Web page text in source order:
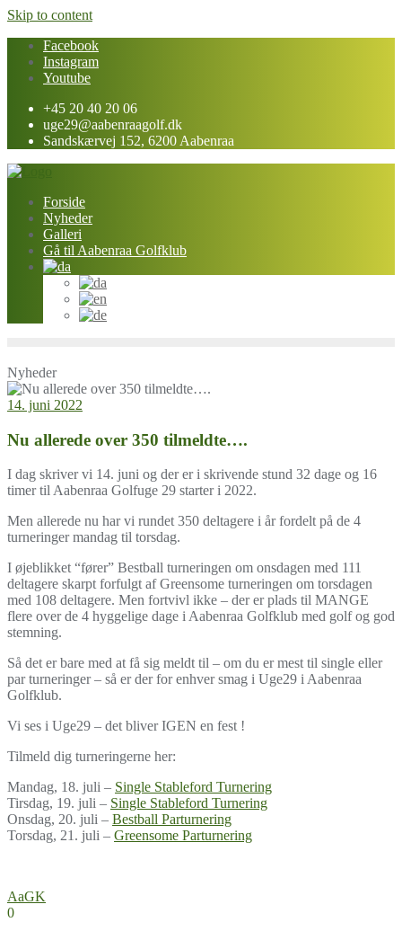
Skip to content
Facebook
Instagram
Youtube
+45 20 40 20 06
uge29@aabenraagolf.dk
Sandskærvej 152, 6200 Aabenraa
Forside
Nyheder
Galleri
Gå til Aabenraa Golfklub
Nyheder
14. juni 2022
Nu allerede over 350 tilmeldte….
I dag skriver vi 14. juni og der er i skrivende stund 32 dage og 16
timer til Aabenraa Golfuge 29 starter i 2022.
Men allerede nu har vi rundet 350 deltagere i år fordelt på de 4
turneringer mandag til torsdag.
I øjeblikket “fører” Bestball turneringen om onsdagen med 111
deltagere skarpt forfulgt af Greensome turneringen om torsdagen
med 108 deltagere. Men fortvivl ikke – der er plads til MANGE
flere over de 4 hyggelige dage i Aabenraa Golfklub med golf og god
stemning.
Så det er bare med at få sig meldt til – om du er mest til single eller
par turneringer – så er der for enhver smag i Uge29 i Aabenraa
Golfklub.
Vi ses i Uge29 – det bliver IGEN en fest !
Tilmeld dig turneringerne her:
Mandag, 18. juli – Single Stableford Turnering
Tirsdag, 19. juli – Single Stableford Turnering
Onsdag, 20. juli – Bestball Parturnering
Torsdag, 21. juli – Greensome Parturnering
AaGK
0